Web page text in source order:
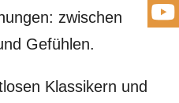
zwischen
Gefühlen.
Klassikern und